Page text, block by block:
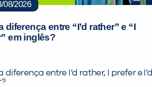
08/2026
diferença entre “I’d rather” e “I
em inglês?
diferença entre I’d rather, I prefer e I’d